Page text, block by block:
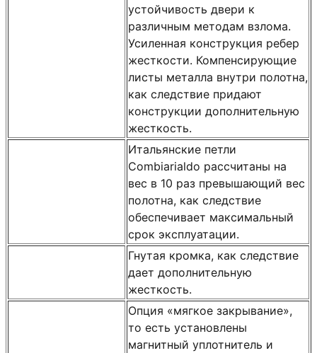
устойчивость двери к
различным методам взлома.
Усиленная конструкция ребер
жесткости. Компенсирующие
листы металла внутри полотна,
как следствие придают
конструкции дополнительную
жесткость.
Итальянские петли
Combiarialdo рассчитаны на
вес в 10 раз превышающий вес
полотна, как следствие
обеспечивает максимальный
срок эксплуатации.
Гнутая кромка, как следствие
дает дополнительную
жесткость.
Опция «мягкое закрывание»,
то есть установлены
магнитный уплотнитель и